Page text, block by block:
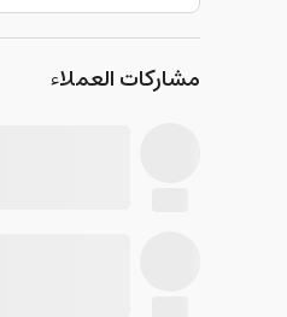
مشاركات العملاء